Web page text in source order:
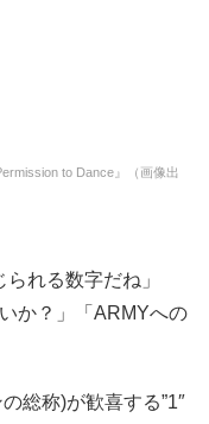
to Dance』（画像出
られる数字だね」
か？」「ARMYへの
総称)が歓喜する”1″